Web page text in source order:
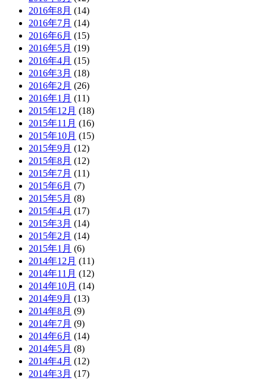
2016年8月 (14)
2016年7月 (14)
2016年6月 (15)
2016年5月 (19)
2016年4月 (15)
2016年3月 (18)
2016年2月 (26)
2016年1月 (11)
2015年12月 (18)
2015年11月 (16)
2015年10月 (15)
2015年9月 (12)
2015年8月 (12)
2015年7月 (11)
2015年6月 (7)
2015年5月 (8)
2015年4月 (17)
2015年3月 (14)
2015年2月 (14)
2015年1月 (6)
2014年12月 (11)
2014年11月 (12)
2014年10月 (14)
2014年9月 (13)
2014年8月 (9)
2014年7月 (9)
2014年6月 (14)
2014年5月 (8)
2014年4月 (12)
2014年3月 (17)